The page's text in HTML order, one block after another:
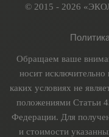
© 2015 - 2026
Обращаем ваше
носит
каких условиях не
положениями Статьи
Федерации. Для
и стоимости